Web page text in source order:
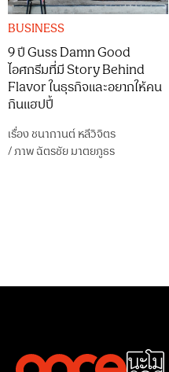
BUSINESS
9 ปี Guss Damn Good
ไอศกรีมที่มี Story Behind
Flavor ในธุรกิจและอยากให้คน
กินแฮปปี้
เรื่องชนากานต์ หลีวิจิตร
/ภาพฉัตรชัย มาตยภูธร